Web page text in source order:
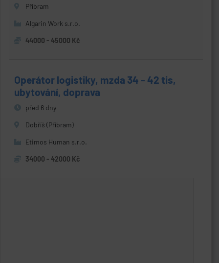
Příbram
Algarin Work s.r.o.
44000 - 45000 Kč
Operátor logistiky, mzda 34 - 42 tis,
ubytování, doprava
před 6 dny
Dobříš (Příbram)
Etimos Human s.r.o.
34000 - 42000 Kč